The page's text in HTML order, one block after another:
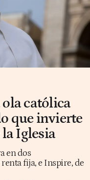
ola católica
que invierte
Iglesia
en dos
fija, e Inspire, de